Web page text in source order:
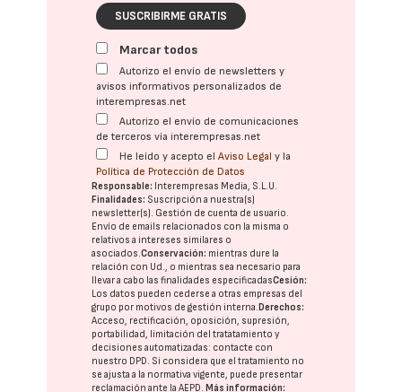
SUSCRIBIRME GRATIS
Marcar todos
Autorizo el envío de newsletters y
avisos informativos personalizados de
interempresas.net
Autorizo el envío de comunicaciones
de terceros vía interempresas.net
He leído y acepto elAviso Legal y la
Política de Protección de Datos
Responsable: Interempresas Media, S.L.U.
Finalidades: Suscripción a nuestra(s)
newsletter(s). Gestión de cuenta de usuario.
Envío de emails relacionados con la misma o
relativos a intereses similares o
asociados.Conservación: mientras dure la
relación con Ud., o mientras sea necesario para
llevar a cabo las finalidades especificadasCesión:
Los datos pueden cederse a otras empresas del
grupo por motivos de gestión interna.Derechos:
Acceso, rectificación, oposición, supresión,
portabilidad, limitación del tratatamiento y
decisiones automatizadas: contacte con
nuestro DPD. Si considera que el tratamiento no
se ajusta a la normativa vigente, puede presentar
reclamación ante laAEPD.Más información: